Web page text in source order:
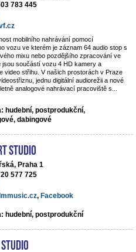
783 445
mobilního nahrávání pomocí
vozu ve kterém je záznam 64 audio stop s
mixu nebo pozdějšího zpracování ve
jsou součástí vozu 4 HD kamery a
video střihu. V našich prostorách v Praze
jednu digitální audiorežii a nové
analogové nahrávací pracoviště s
hudební, postprodukční,
dabingové
Studio
Praha 1
577 725
, Facebook
hudební, postprodukční